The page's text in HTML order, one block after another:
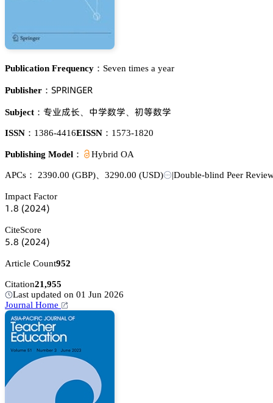
Publication Frequency： Seven times a year
Publisher： 偌鵝葤喊沟佥乊葤
Subject： 角簱㩆㾛、 瘼惒㚘惒、 俘㘧㚘惒
ISSN： 1386-4416EISSN： 1573-1820
Publishing Model： Hybrid OA
APCs： 2390.00 (GBP)、 3290.00 (USD) |Double-blind Peer
Impact Factor
声.躭 (缗蔡缗鋺)
CiteScore
逦.躭 (缗蔡缗鋺)
Article Count952
Citation21,955
Last updated on 01 Jun 2026
Journal Home